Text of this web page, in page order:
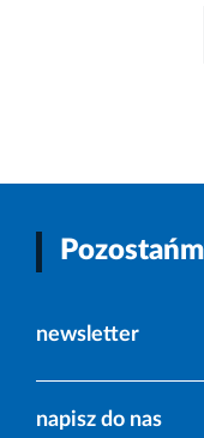
newsletter
napisz do nas